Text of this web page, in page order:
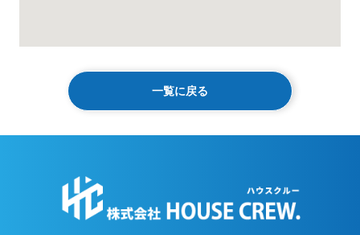
一覧に戻る